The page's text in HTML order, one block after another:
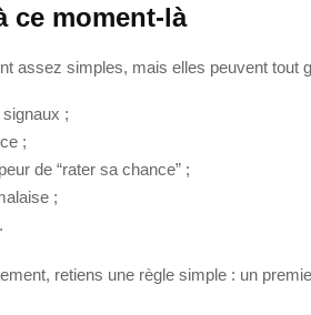
ce moment-là
assez simples, mais elles peuvent tout
;
;
de “rater sa chance” ;
;
retiens une règle simple : un